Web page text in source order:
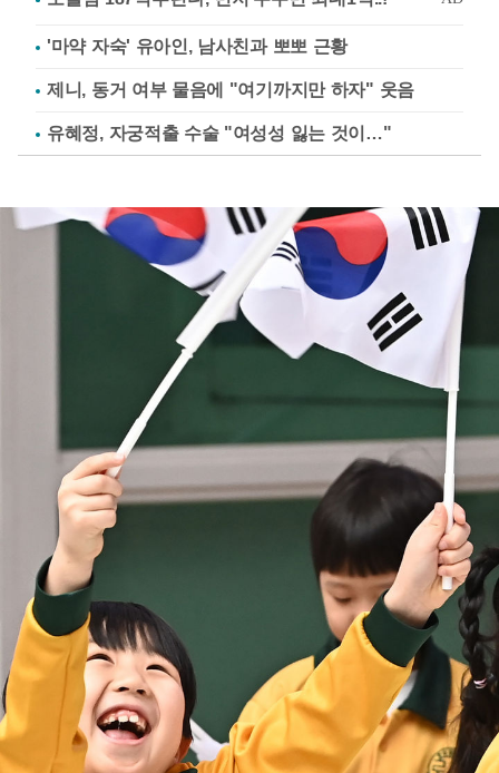
'마약 자숙' 유아인, 남사친과 뽀뽀 근황
제니, 동거 여부 물음에 "여기까지만 하자" 웃음
유혜정, 자궁적출 수술 "여성성 잃는 것이…"